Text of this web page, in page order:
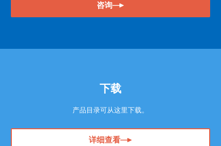
咨询
下载
产品目录可从这里下载。
详细查看